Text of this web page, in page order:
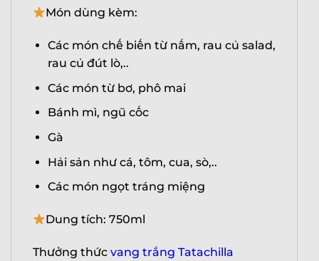
Món dùng kèm:
Các món chế biến từ nấm, rau củ salad,
rau củ đút lò,..
Các món từ bơ, phô mai
Bánh mì, ngũ cốc
Gà
Hải sản như cá, tôm, cua, sò,..
Các món ngọt tráng miệng
Dung tích: 750ml
Thưởng thức vang trắng Tatachilla